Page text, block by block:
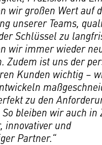
wir großen Wert auf
unserer Teams,
Schlüssel zu
wir immer wieder
Zudem ist uns der
Kunden wichtig –
zu den
bleiben wir auch in
innovativer und
Partner.“